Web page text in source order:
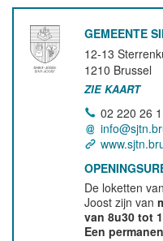
GEMEENTE
12-13
1210 Brussel
ZIE KAART
02 220 26
De loketten
Joost zijn van
van 8u30 tot
Een